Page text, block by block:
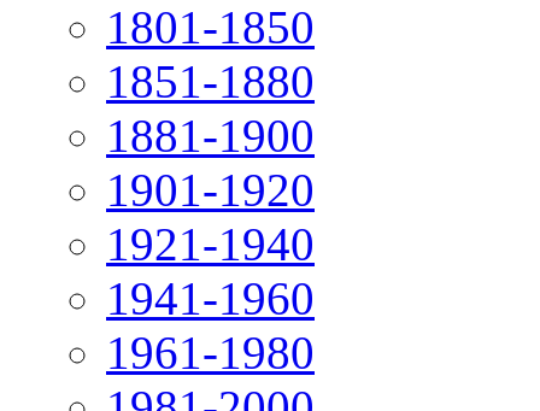
1801-1850
1851-1880
1881-1900
1901-1920
1921-1940
1941-1960
1961-1980